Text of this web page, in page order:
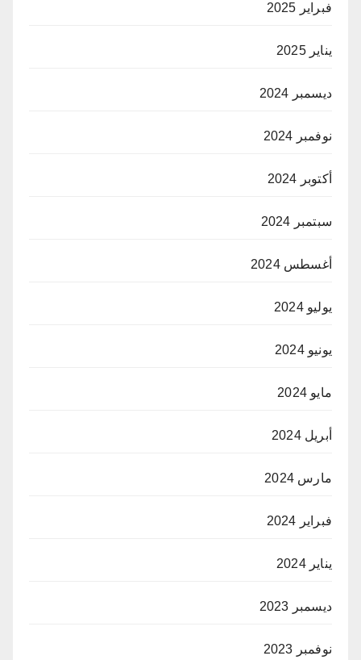
فبراير 2025
يناير 2025
ديسمبر 2024
نوفمبر 2024
أكتوبر 2024
سبتمبر 2024
أغسطس 2024
يوليو 2024
يونيو 2024
مايو 2024
أبريل 2024
مارس 2024
فبراير 2024
يناير 2024
ديسمبر 2023
نوفمبر 2023